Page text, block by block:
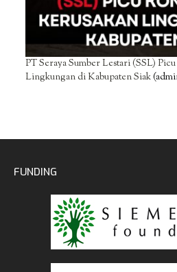
PT Seraya Sumber Lestari (SSL)
Lingkungan di Kabupaten Siak
FUNDING